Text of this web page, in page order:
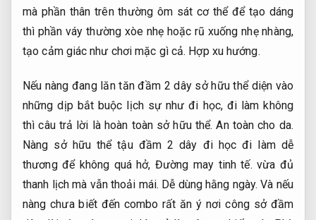
mà phần thân trên thường ôm sát cơ thể để tạo dáng
thì phần váy thường xòe nhẹ hoặc rũ xuống nhẹ nhàng,
tạo cảm giác như chơi mặc gì cả. Hợp xu hướng.
Nếu nàng đang lăn tăn đầm 2 dây sở hữu thể diện vào
những dịp bắt buộc lịch sự như đi học, đi làm không
thì câu trả lời là hoàn toàn sở hữu thể.An toàn cho da.
Nàng sở hữu thể tậu đầm 2 dây đi học đi làm dễ
thương để không quá hở, Đường may tinh tế. vừa đủ
thanh lịch mà vẫn thoải mái. Dễ dùng hằng ngày. Và nếu
nàng chưa biết đến combo rất ăn ý nơi công sở đầm